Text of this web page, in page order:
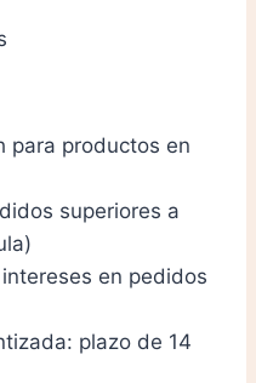
para productos en
superiores a
en pedidos
plazo de 14